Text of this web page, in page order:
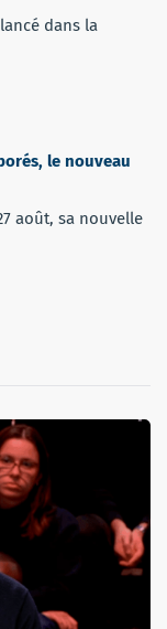
dans la
le nouveau
août, sa nouvelle